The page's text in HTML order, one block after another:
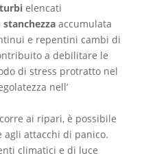
elencati
stanchezzaaccumulata
e repentini cambi di
a debilitare le
di stress protratto nel
nell’
ai ripari, è possibile
agli attacchi di panico.
climatici e di luce